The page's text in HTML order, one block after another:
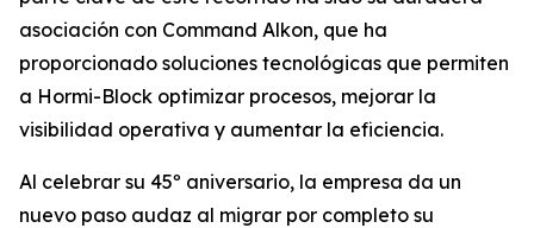
asociación con Command Alkon, que ha
proporcionado soluciones tecnológicas que permiten
a Hormi-Block optimizar procesos, mejorar la
visibilidad operativa y aumentar la eficiencia.
Al celebrar su 45º aniversario, la empresa da un
nuevo paso audaz al migrar por completo su